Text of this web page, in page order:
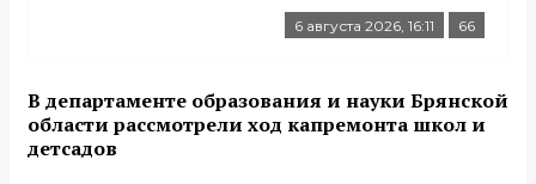
6 августа 2026, 16:11 66
В департаменте образования и науки Брянской
области рассмотрели ход капремонта школ и
детсадов